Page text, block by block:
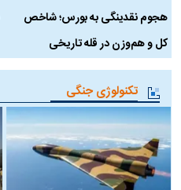
هجوم نقدینگی به بورس؛ شاخص
کل و هم‌وزن در قله تاریخی
تکنولوژی جنگی